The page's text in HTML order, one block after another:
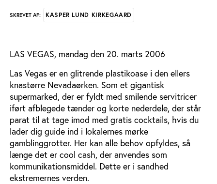
SKREVET AF: KASPER LUND KIRKEGAARD
LAS VEGAS, mandag den 20. marts 2006
Las Vegas er en glitrende plastikoase i den ellers
knastørre Nevadaørken. Som et gigantisk
supermarked, der er fyldt med smilende servitricer
iført afblegede tænder og korte nederdele, der står
parat til at tage imod med gratis cocktails, hvis du
lader dig guide ind i lokalernes mørke
gamblinggrotter. Her kan alle behov opfyldes, så
længe det er cool cash, der anvendes som
kommunikationsmiddel. Dette er i sandhed
ekstremernes verden.